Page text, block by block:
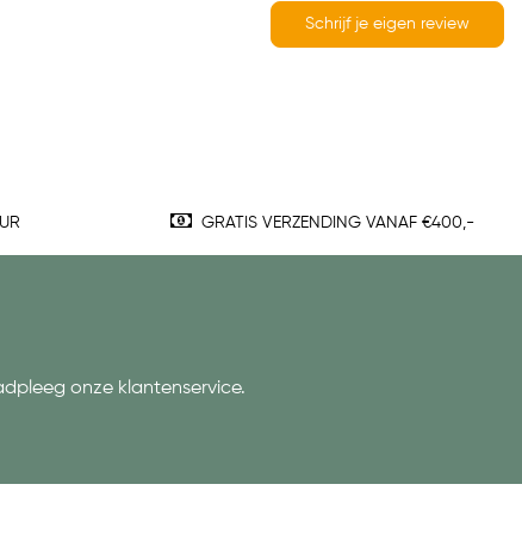
Schrijf je eigen review
GRATIS VERZENDING VANAF €400,-
onze klantenservice.